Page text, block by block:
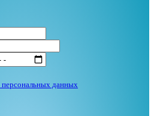
персональных данных